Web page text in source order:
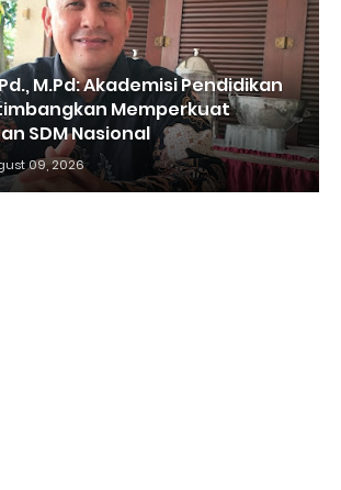
M.Pd: Akademisi Pendidikan
Memperkuat
SDM Nasional
09, 2026